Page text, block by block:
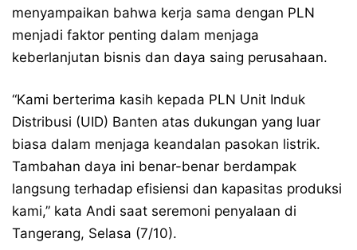
menyampaikan bahwa kerja sama dengan PLN
menjadi faktor penting dalam menjaga
keberlanjutan bisnis dan daya saing perusahaan.
“Kami berterima kasih kepada PLN Unit Induk
Distribusi (UID) Banten atas dukungan yang luar
biasa dalam menjaga keandalan pasokan listrik.
Tambahan daya ini benar-benar berdampak
langsung terhadap efisiensi dan kapasitas produksi
kami,” kata Andi saat seremoni penyalaan di
Tangerang, Selasa (7/10).